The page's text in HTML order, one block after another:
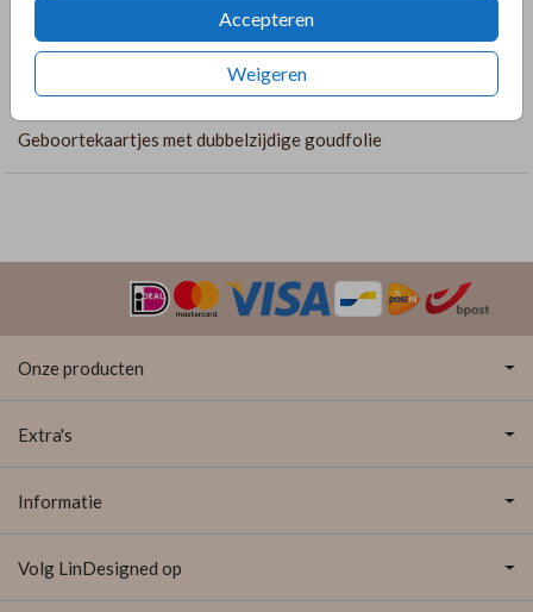
Accepteren
Weigeren
geboortekaartje naar wens aan door de achtergrondkleur
te wijzigen.
COLLECTIE
Geboortekaartjes met dubbelzijdige goudfolie
Onze producten
Extra's
Informatie
Volg LinDesigned op